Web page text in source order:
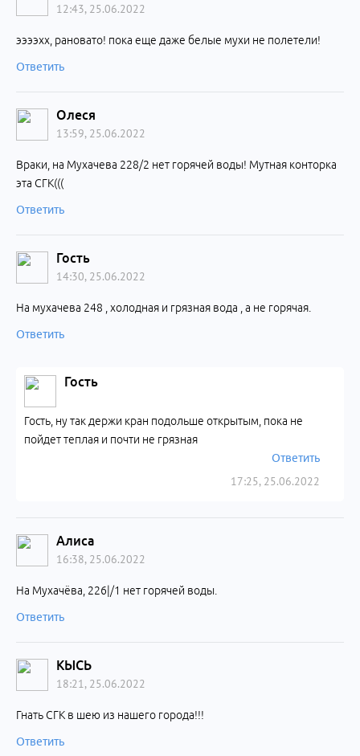
12:43, 25.06.2022
ээээхх, рановато! пока еще даже белые мухи не полетели!
Ответить
Олеся
13:59, 25.06.2022
Враки, на Мухачева 228/2 нет горячей воды! Мутная конторка
эта СГК(((
Ответить
Гость
14:30, 25.06.2022
На мухачева 248 , холодная и грязная вода , а не горячая.
Ответить
Гость
17:25, 25.06.2022
Гость, ну так держи кран подольше открытым, пока не
пойдет теплая и почти не грязная
Ответить
Алиса
16:38, 25.06.2022
На Мухачёва, 226|/1 нет горячей воды.
Ответить
КЫСЬ
18:21, 25.06.2022
Гнать СГК в шею из нашего города!!!
Ответить